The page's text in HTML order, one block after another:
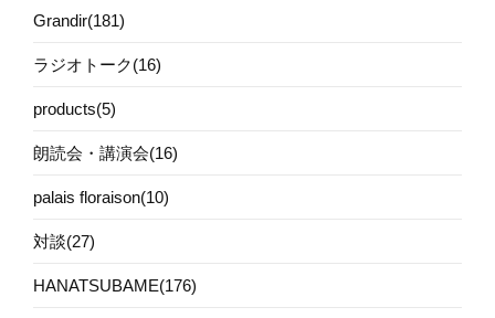
Grandir(181)
ラジオトーク(16)
products(5)
朗読会・講演会(16)
palais floraison(10)
対談(27)
HANATSUBAME(176)